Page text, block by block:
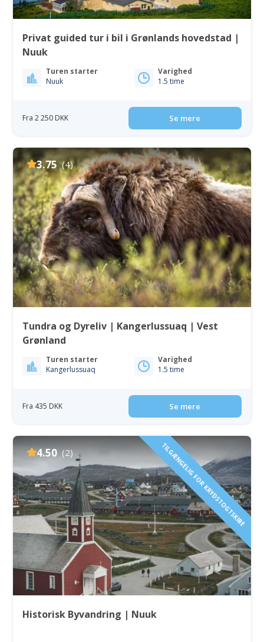
Privat guided tur i bil i Grønlands hovedstad |
Nuuk
Turen starter
Nuuk
Varighed
1.5 time
Fra 2 250 DKK Se mere
3.75 (4)
Tundra og Dyreliv | Kangerlussuaq | Vest
Grønland
Turen starter
Kangerlussuaq
Varighed
1.5 time
Fra 435 DKK Se mere
4.50 (2) TILGÆNGELIG FOR KRYDSTOGTSKIBE
Historisk Byvandring | Nuuk